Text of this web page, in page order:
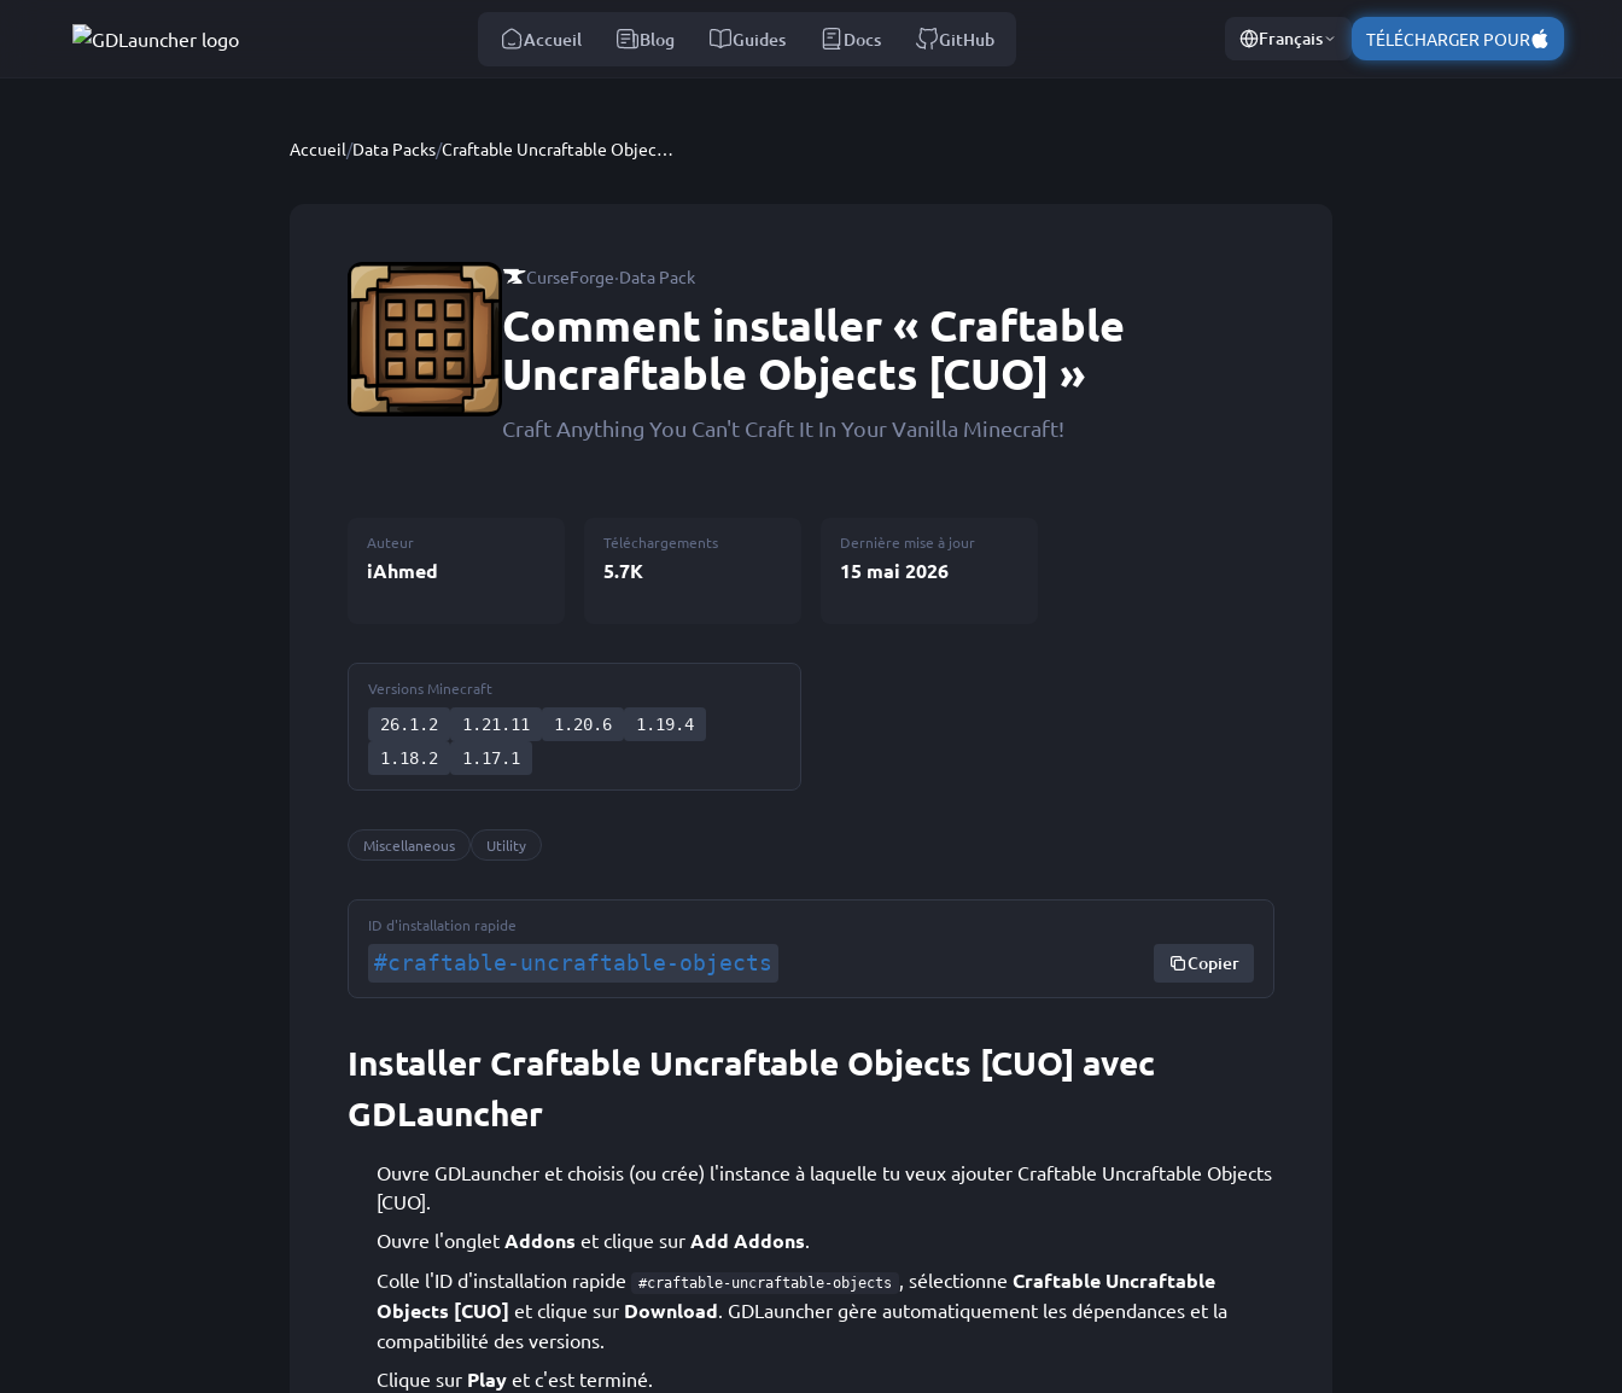
Accueil Blog Guides Docs GitHub Français TÉLÉCHARGER POUR
Accueil/Data Packs/ Craftable Uncraftable Objects [CUO]
CurseForge·Data Pack
Comment installer « Craftable
Uncraftable Objects [CUO] »
Craft Anything You Can't Craft It In Your Vanilla Minecraft!
Auteur
iAhmed
Téléchargements
5.7K
Dernière mise à jour
15 mai 2026
Versions Minecraft
26.1.2
1.21.11 1.20.6
1.19.4
1.18.2
1.17.1
Miscellaneous Utility
ID d'installation rapide
#craftable-uncraftable-objects Copier
Installer Craftable Uncraftable Objects [CUO] avec
GDLauncher
Ouvre GDLauncher et choisis (ou crée) l'instance à laquelle tu veux ajouter Craftable Uncraftable Objects
[CUO].
Ouvre l'onglet Addons et clique sur Add Addons.
Colle l'ID d'installation rapide
#craftable-uncraftable-objects , sélectionne Craftable Uncraftable
Objects [CUO] et clique sur Download. GDLauncher gère automatiquement les dépendances et la
compatibilité des versions.
Clique sur Play et c'est terminé.